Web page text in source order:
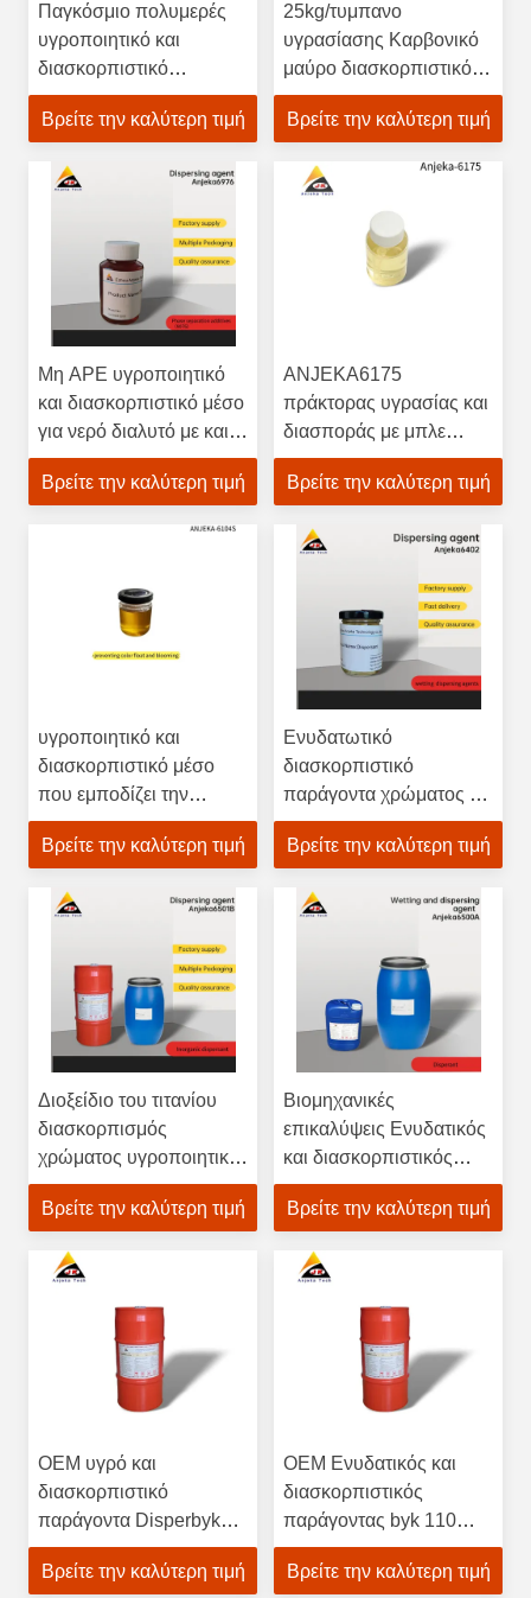
Παγκόσμιο πολυμερές
υγροποιητικό και
διασκορπιστικό
παράγοντα
Διασκορπιστές
Βρείτε την καλύτερη τιμή
25kg/τυμπανο
υγρασίασης Καρβονικό
μαύρο διασκορπιστικό
μέσο για μπογιές ODM
Βρείτε την καλύτερη τιμή
Μη APE υγροποιητικό
και διασκορπιστικό μέσο
για νερό διαλυτό με και
ισοπεδωτικό
Βρείτε την καλύτερη τιμή
ANJEKA6175
πράκτορας υγρασίας και
διασποράς με μπλε
φάση για βαφές
ακινητοποίησης από
Βρείτε την καλύτερη τιμή
υγροποιητικό και
διασκορπιστικό μέσο
που εμποδίζει την
πλεύση του χρώματος
αμινοασθενείς και
BYK-104S
Βρείτε την καλύτερη τιμή
Ενυδατωτικό
διασκορπιστικό
παράγοντα χρώματος με
βάση το έλαιο
πολυουρεθανίου
Βρείτε την καλύτερη τιμή
Διοξείδιο του τιτανίου
διασκορπισμός
χρώματος υγροποιητικό
και διασκορπιστικό
παράγοντα Custom
Βρείτε την καλύτερη τιμή
Βιομηχανικές
επικαλύψεις Ενυδατικός
και διασκορπιστικός
παράγοντας Disperbyk
111 Γενικός σκοπός
Βρείτε την καλύτερη τιμή
OEM υγρό και
διασκορπιστικό
παράγοντα Disperbyk
110
Βρείτε την καλύτερη τιμή
OEM Ενυδατικός και
διασκορπιστικός
παράγοντας byk 110
εναλλακτική ANJEKA
6500A
Βρείτε την καλύτερη τιμή